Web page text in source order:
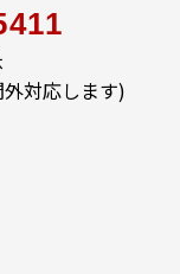
対応します)